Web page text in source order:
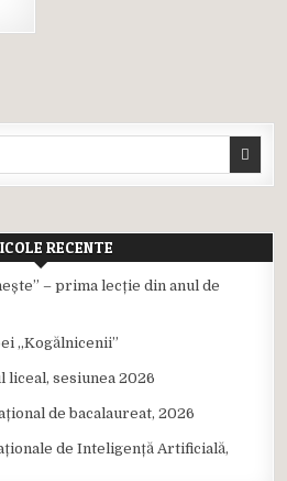
RECENTE
– prima lecție din anul de
,,Kogălnicenii”
liceal, sesiunea 2026
de bacalaureat, 2026
de Inteligență Artificială,